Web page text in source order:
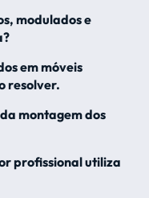
modulados e
em móveis
resolver.
montagem dos
profissional utiliza